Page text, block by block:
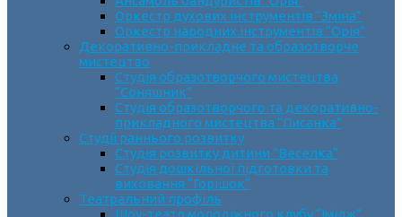
Оркестр духових інструментів “Зміна”
Оркестр народних інструментів “Орія”
Декоративно-прикладне та образотворче
мистецтво
Cтудія образотворчого мистецтва
“Соняшник”
Студія образотворчого та декоративно-
прикладного мистецтва “Писанка”
Студії раннього розвитку
Студія розвитку дитини “Веселка”
Студія дошкільної підготовки та
виховання “Горішок”
Театральний профіль
Шоу-театр молодіжного клубу “Імідж”